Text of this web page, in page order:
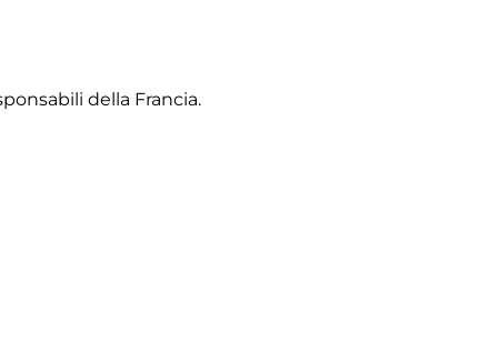
della Francia.